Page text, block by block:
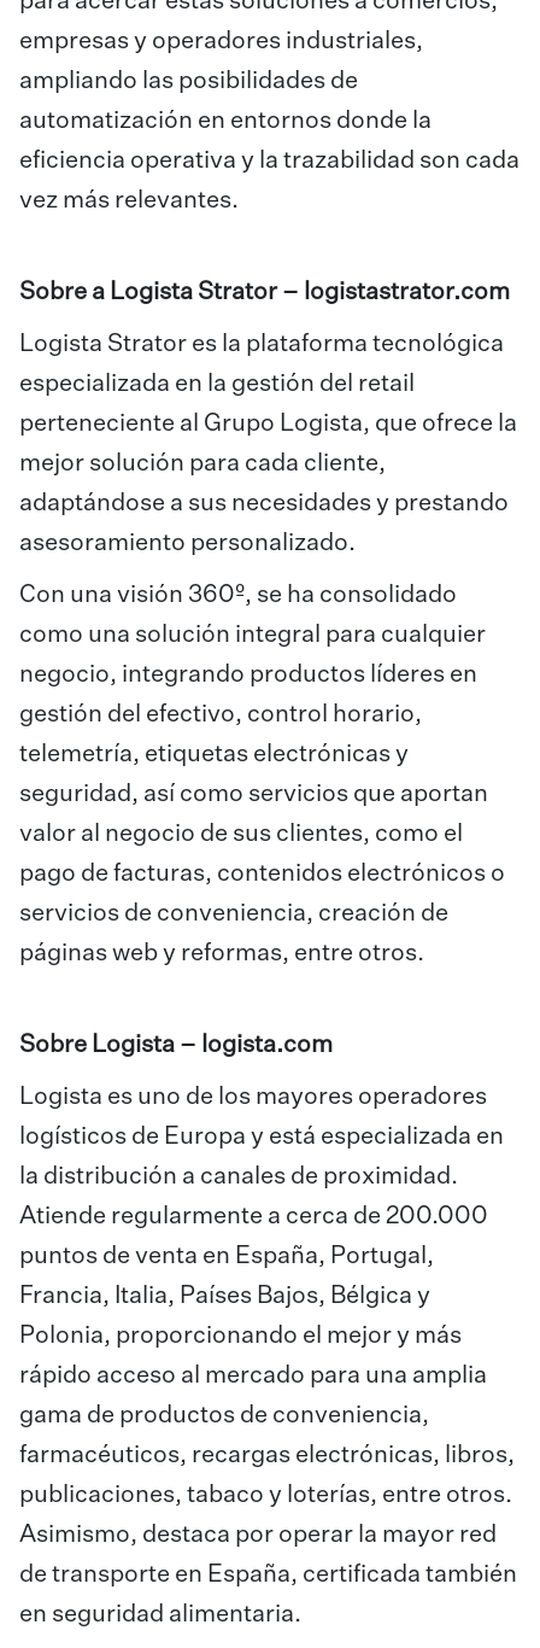
empresas y operadores industriales,
ampliando las posibilidades de
automatización en entornos donde la
eficiencia operativa y la trazabilidad son cada
vez más relevantes.
Sobre a Logista Strator – logistastrator.com
Logista Strator es la plataforma tecnológica
especializada en la gestión del retail
perteneciente al Grupo Logista, que ofrece la
mejor solución para cada cliente,
adaptándose a sus necesidades y prestando
asesoramiento personalizado.
Con una visión 360º, se ha consolidado
como una solución integral para cualquier
negocio, integrando productos líderes en
gestión del efectivo, control horario,
telemetría, etiquetas electrónicas y
seguridad, así como servicios que aportan
valor al negocio de sus clientes, como el
pago de facturas, contenidos electrónicos o
servicios de conveniencia, creación de
páginas web y reformas, entre otros.
Sobre Logista – logista.com
Logista es uno de los mayores operadores
logísticos de Europa y está especializada en
la distribución a canales de proximidad.
Atiende regularmente a cerca de 200.000
puntos de venta en España, Portugal,
Francia, Italia, Países Bajos, Bélgica y
Polonia, proporcionando el mejor y más
rápido acceso al mercado para una amplia
gama de productos de conveniencia,
farmacéuticos, recargas electrónicas, libros,
publicaciones, tabaco y loterías, entre otros.
Asimismo, destaca por operar la mayor red
de transporte en España, certificada también
en seguridad alimentaria.